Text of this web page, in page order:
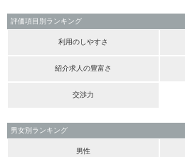
評価項目別ランキング
利用のしやすさ
紹介求人の豊富さ
交渉力
男女別ランキング
男性